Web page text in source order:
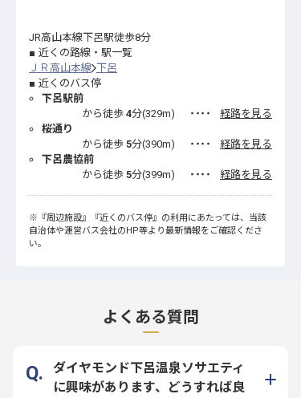
JR高山本線下呂駅徒歩8分
近くの路線・駅一覧
ＪＲ高山本線 下呂
近くのバス停
下呂駅前
から徒歩 4分(329m) ・・・・
経路を見る
桜通り
から徒歩 5分(390m) ・・・・
経路を見る
下呂農協前
から徒歩 5分(399m) ・・・・ 経路を見る
※ 『周辺施設』 『近くのバス停』 の利用にあたっては、当該
自治体や運営バス会社のHP等より最新情報をご確認くださ
い。
よくある質問
ダイヤモンド下呂温泉ソサエティ
に興味があります、どうすれば良